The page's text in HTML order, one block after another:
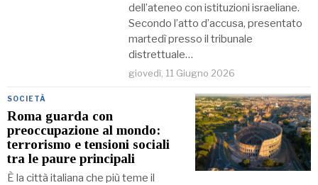
dell’ateneo con istituzioni israeliane.
Secondo l’atto d’accusa, presentato
martedì presso il tribunale
distrettuale…
giovedì, 11 Giugno 2026
SOCIETÀ
Roma guarda con
preoccupazione al mondo:
terrorismo e tensioni sociali
tra le paure principali
È la città italiana che più teme il